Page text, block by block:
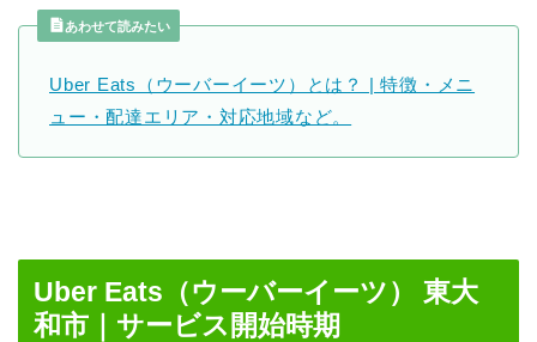
あわせて読みたい
Uber Eats（ウーバーイーツ）とは？ | 特徴・メニ
ュー・配達エリア・対応地域など。
Uber Eats（ウーバーイーツ） 東大
和市｜サービス開始時期